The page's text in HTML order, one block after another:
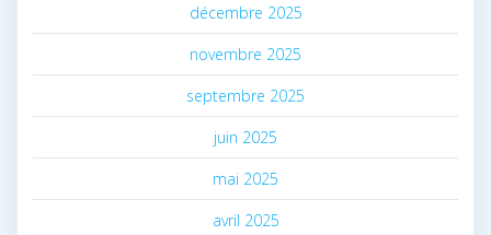
décembre 2025
novembre 2025
septembre 2025
juin 2025
mai 2025
avril 2025